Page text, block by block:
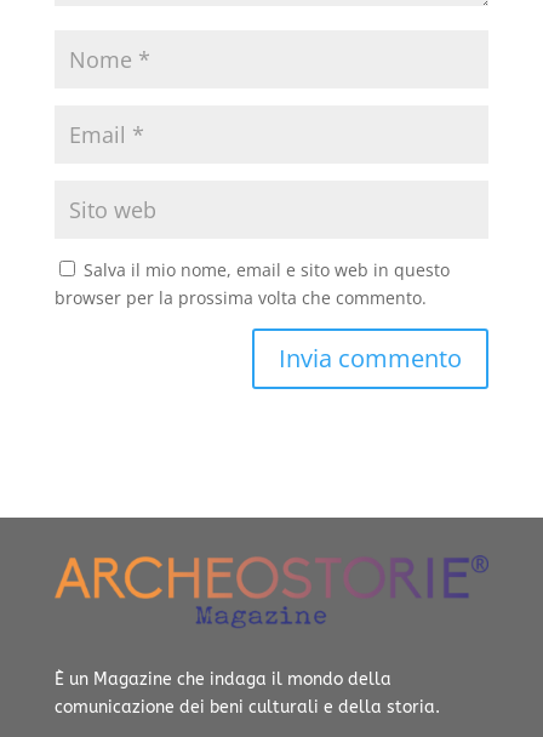
Salva il mio nome, email e sito web in questo
browser per la prossima volta che commento.
È un Magazine che indaga il mondo della
comunicazione dei beni culturali e della storia.